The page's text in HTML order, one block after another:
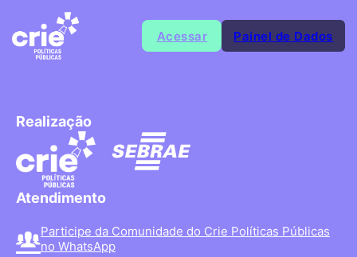
Acessar Painel de Dados
Realização
Atendimento
Participe da Comunidade do Crie Políticas Públicas
no WhatsApp